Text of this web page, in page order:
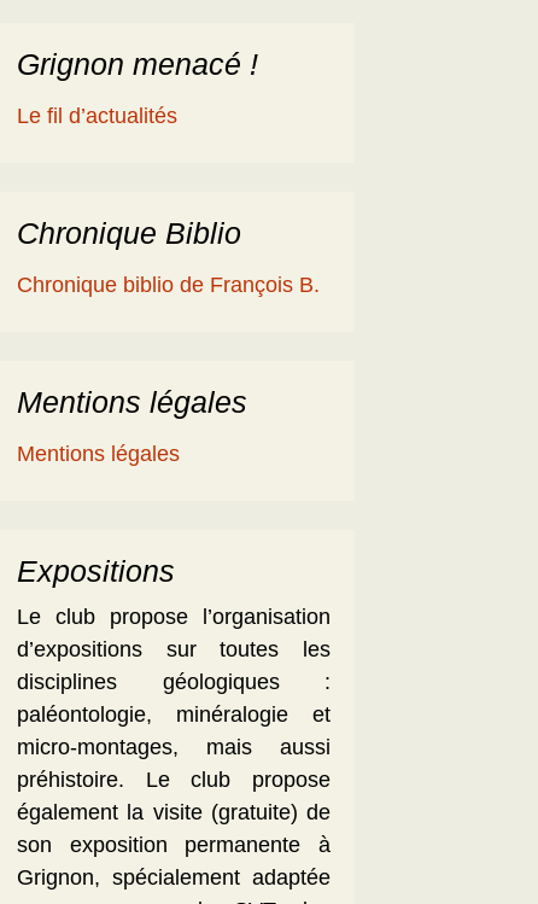
Grignon menacé !
Le fil d’actualités
Chronique Biblio
Chronique biblio de François B.
Mentions légales
Mentions légales
Expositions
Le club propose l’organisation
d’expositions sur toutes les
disciplines géologiques :
paléontologie, minéralogie et
micro-montages, mais aussi
préhistoire. Le club propose
également la visite (gratuite) de
son exposition permanente à
Grignon, spécialement adaptée